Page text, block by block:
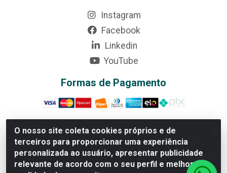
O nosso site coleta cookies próprios e de
terceiros para proporcionar uma experiência
personalizada ao usuário, apresentar publicidade
relevante de acordo com o seu perfil e melhorar a
Instagram
Facebook
Linkedin
YouTube
Formas de Pagamento
Rede Brasil - Avenida Universitária, nº 3860, Jardim das
Américas II Etapa - Anápolis/GO - CEP 75070-415 -
CNPJ 07.728.073/0002-24